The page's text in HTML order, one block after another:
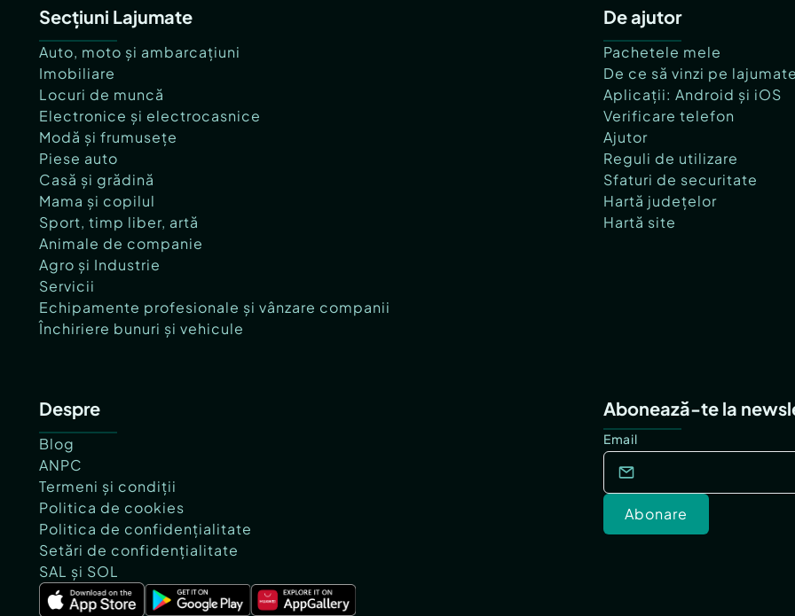
Secțiuni Lajumate
Auto, moto și ambarcațiuni
Imobiliare
Locuri de muncă
Electronice și electrocasnice
Modă și frumusețe
Piese auto
Casă și grădină
Mama și copilul
Sport, timp liber, artă
Animale de companie
Agro și Industrie
Servicii
Echipamente profesionale și vânzare companii
Închiriere bunuri și vehicule
De ajutor
Pachetele mele
De ce să vinzi pe
Aplicații: Android și iOS
Verificare telefon
Ajutor
Reguli de utilizare
Sfaturi de securitate
Hartă județelor
Hartă site
Despre
Blog
ANPC
Termeni și condiții
Politica de cookies
Politica de confidențialitate
Setări de confidențialitate
SAL și SOL
Abonează-te la
Email
Abonare